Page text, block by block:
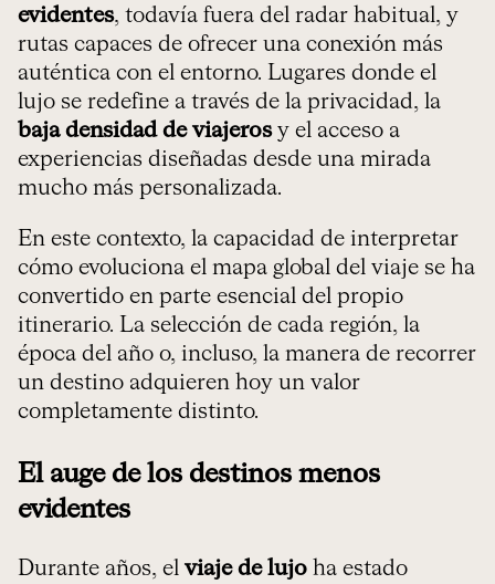
evidentes, todavía fuera del radar habitual, y
rutas capaces de ofrecer una conexión más
auténtica con el entorno. Lugares donde el
lujo se redefine a través de la privacidad, la
baja densidad de viajerosy el acceso a
experiencias diseñadas desde una mirada
mucho más personalizada.
En este contexto, la capacidad de interpretar
cómo evoluciona el mapa global del viaje se ha
convertido en parte esencial del propio
itinerario. La selección de cada región, la
época del año o, incluso, la manera de recorrer
un destino adquieren hoy un valor
completamente distinto.
El auge de los destinos menos
evidentes
Durante años, el viaje de lujo ha estado